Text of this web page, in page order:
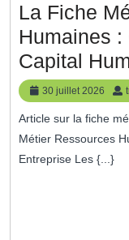
La Fiche
Humaines
Capital
30 juillet 2026
30
Article sur la fiche métier Ressources Humaines La Fiche
Métier Ressources
Entreprise Les {...}